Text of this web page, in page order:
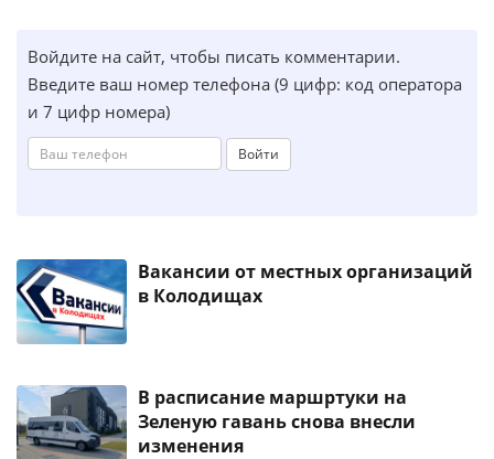
Войдите на сайт, чтобы писать комментарии.
Введите ваш номер телефона (9 цифр: код оператора
и 7 цифр номера)
Войти
Вакансии от местных организаций
в Колодищах
В расписание маршртуки на
Зеленую гавань снова внесли
изменения